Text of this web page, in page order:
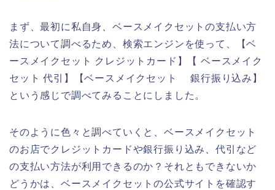
まず、最初に私自身、ベースメイクセットの支払い方
法について調べるため、検索エンジンを使って、【ベ
ースメイクセット クレジットカード】【 ベースメイク
セット 代引】【ベースメイクセット 銀行振り込み】
という感じで調べてみることにしました。
そのように色々と調べていくと、ベースメイクセット
のお店でクレジットカードや銀行振り込み、代引など
の支払い方法が利用できるのか？それともできないか
どうかは、ベースメイクセットの公式サイトを確認す